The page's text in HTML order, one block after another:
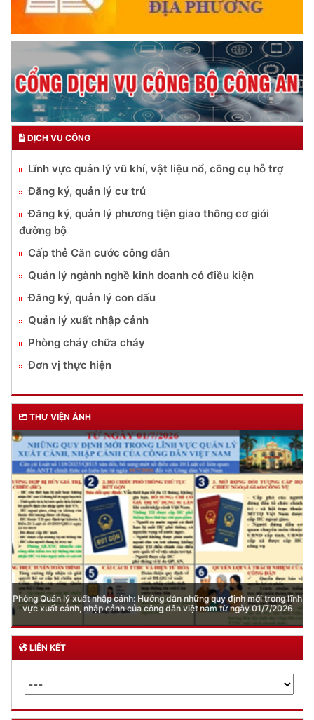
DỊCH VỤ CÔNG
Lĩnh vực quản lý vũ khí, vật liệu nổ, công cụ hỗ trợ
Đăng ký, quản lý cư trú
Đăng ký, quản lý phương tiện giao thông cơ giới
đường bộ
Cấp thẻ Căn cước công dân
Quản lý ngành nghề kinh doanh có điều kiện
Đăng ký, quản lý con dấu
Quản lý xuất nhập cảnh
Phòng cháy chữa cháy
Đơn vị thực hiện
THƯ VIỆN ẢNH
Phòng Quản lý xuất nhập cảnh: Hướng dẫn những quy định mới trong lĩnh
vực xuất cảnh, nhập cảnh của công dân việt nam từ ngày 01/7/2026
LIÊN KẾT